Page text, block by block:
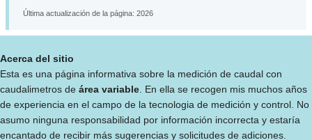
Última actualización de la página: 2026
Acerca del sitio
Esta es una página informativa sobre la medición de caudal con
caudalimetros de área variable . En ella se recogen mis muchos años
de experiencia en el campo de la tecnologia de medición y control. No
asumo ninguna responsabilidad por información incorrecta y estaría
encantado de recibir más sugerencias y solicitudes de adiciones.